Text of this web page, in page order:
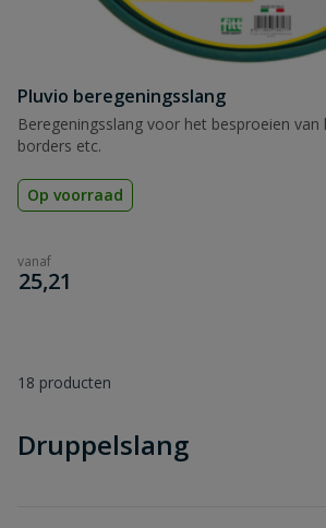
Pluvio beregeningsslang
Beregeningsslang voor het besproeien van
borders etc.
Op voorraad
vanaf
€
25,21
18 producten
Druppelslang